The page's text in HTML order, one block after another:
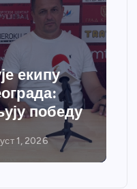
“Ћићевац”
систем